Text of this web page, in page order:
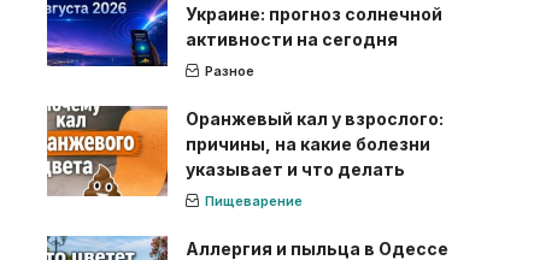
Украине: прогноз солнечной
активности на сегодня
Разное
Оранжевый кал у взрослого:
причины, на какие болезни
указывает и что делать
Пищеварение
Аллергия и пыльца в Одессе